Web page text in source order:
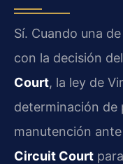
Sí. Cuando una
con la decisión del
Court, la ley de
determinación de
manutención ante
Circuit Court